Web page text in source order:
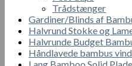
Trådstænger
Gardiner/Blinds af
Halvrund Stokke og
Halvrunde Budget
Håndlavede bambus
Lang Bamboo Solid